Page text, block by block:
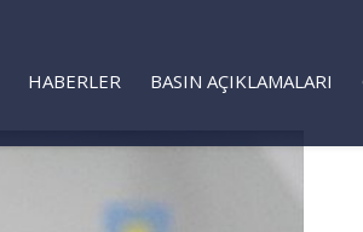
HABERLER BASIN AÇIKLAMALARI